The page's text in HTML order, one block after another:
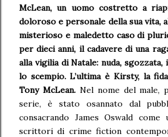
McLean, un uomo costretto a
doloroso e personale della sua vita,
misterioso e maledetto caso di
per dieci anni, il cadavere di una
alla vigilia di Natale: nuda,
lo scempio. L’ultima è Kirsty, la
Tony McLean. Nel nome del male,
serie, è stato osannato dal
consacrando James Oswald
scrittori di crime fiction